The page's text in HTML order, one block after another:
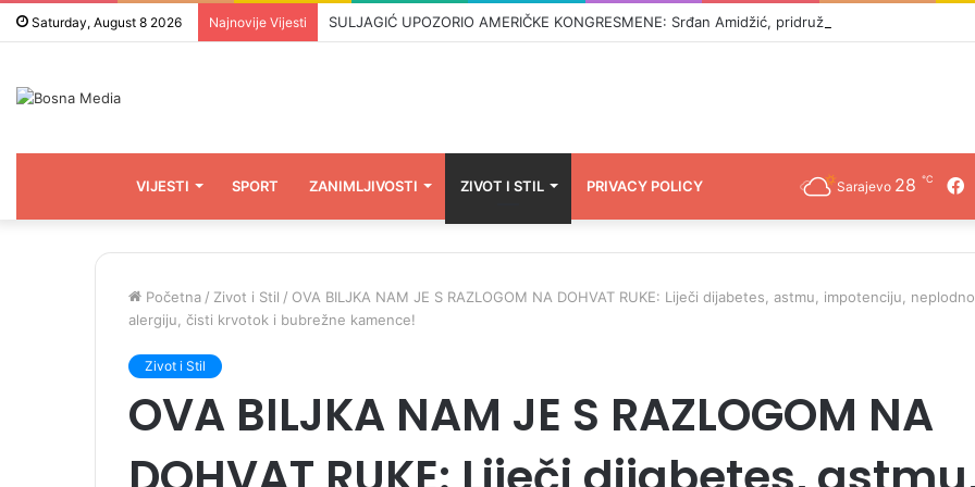
Saturday, August 8 2026 Najnovije Vijesti
VIJESTI SPORT ZANIMLJIVOSTI ZIVOT I STIL PRIVACY POLICY Sarajevo 28 ℃
Početna / Zivot i Stil / OVA BILJKA NAM JE S RAZLOGOM NA DOHVAT RUKE: Liječi dijabetes, astmu, impotenciju,
alergiju, čisti krvotok i bubrežne kamence!
Zivot i Stil
OVA BILJKA NAM JE S RAZLOGOM NA